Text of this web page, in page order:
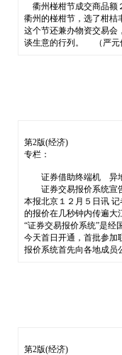
衢州椪柑节成交商品额
衢州的椪柑节，选了柑桔
这个节还兼办物资交易会
谈生意的行列。 （严元
第2版(经济)
专栏：
证券借助终端机 异
证券交易报价系统宣
本报北京１２月５日讯
的报价在几秒钟内传遍大
“证券交易报价系统”是经
今天首日开通，首批参加
报价系统首先向各地成员
第2版(经济)